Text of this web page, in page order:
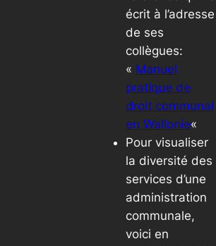
écrit à l’adresse
de ses
collègues:
« Manuel
pratique de
droit communal
en Wallonie«
Pour visualiser
la diversité des
services d’une
administration
communale,
voici en